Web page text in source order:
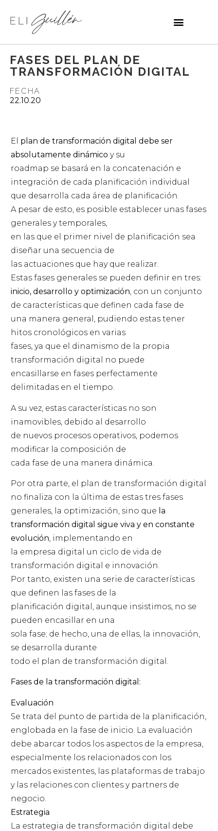
FASES DEL PLAN DE
TRANSFORMACIÓN DIGITAL
FECHA
22.10.20
El plan de transformación digital debe ser
absolutamente dinámico y su
roadmap se basará en la concatenación e
integración de cada planificación individual
que desarrolla cada área de planificación.
A pesar de esto, es posible establecer unas fases
generales y temporales,
en las que el primer nivel de planificación sea
diseñar una secuencia de
las actuaciones que hay que realizar.
Estas fases generales se pueden definir en tres:
inicio, desarrollo y optimización, con un conjunto
de características que definen cada fase de
una manera general, pudiendo estas tener
hitos cronológicos en varias
fases, ya que el dinamismo de la propia
transformación digital no puede
encasillarse en fases perfectamente
delimitadas en el tiempo.
A su vez, estas características no son
inamovibles, debido al desarrollo
de nuevos procesos operativos, podemos
modificar la composición de
cada fase de una manera dinámica.
Por otra parte, el plan de transformación digital
no finaliza con la última de estas tres fases
generales, la optimización, sino que la
transformación digital sigue viva y en constante
evolución, implementando en
la empresa digital un ciclo de vida de
transformación digital e innovación.
Por tanto, existen una serie de características
que definen las fases de la
planificación digital, aunque insistimos, no se
pueden encasillar en una
sola fase; de hecho, una de ellas, la innovación,
se desarrolla durante
todo el plan de transformación digital.
Fases de la transformación digital:
Evaluación
Se trata del punto de partida de la planificación,
englobada en la fase de inicio. La evaluación
debe abarcar todos los aspectos de la empresa,
especialmente los relacionados con los
mercados existentes, las plataformas de trabajo
y las relaciones con clientes y partners de
negocio.
Estrategia
La estrategia de transformación digital debe